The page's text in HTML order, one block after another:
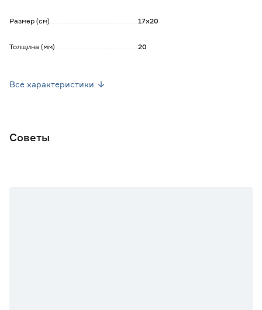
Размер (см) 17х20
Толщина (мм) 20
Все характеристики
Советы